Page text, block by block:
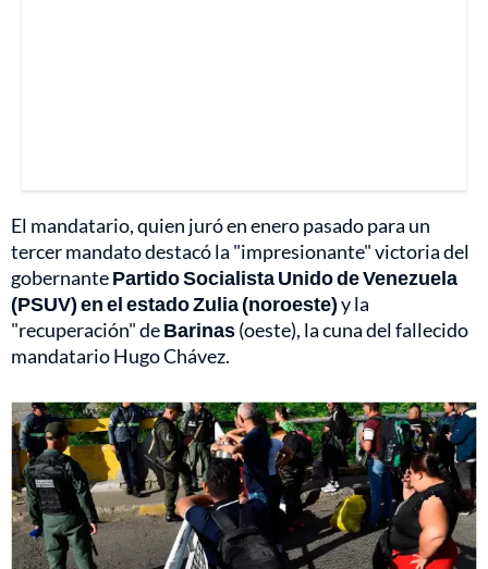
El mandatario, quien juró en enero pasado para un
tercer mandato destacó la "impresionante" victoria del
gobernantePartido Socialista Unido de Venezuela
(PSUV) en el estado Zulia (noroeste)y la
"recuperación" deBarinas(oeste), la cuna del fallecido
mandatario Hugo Chávez.